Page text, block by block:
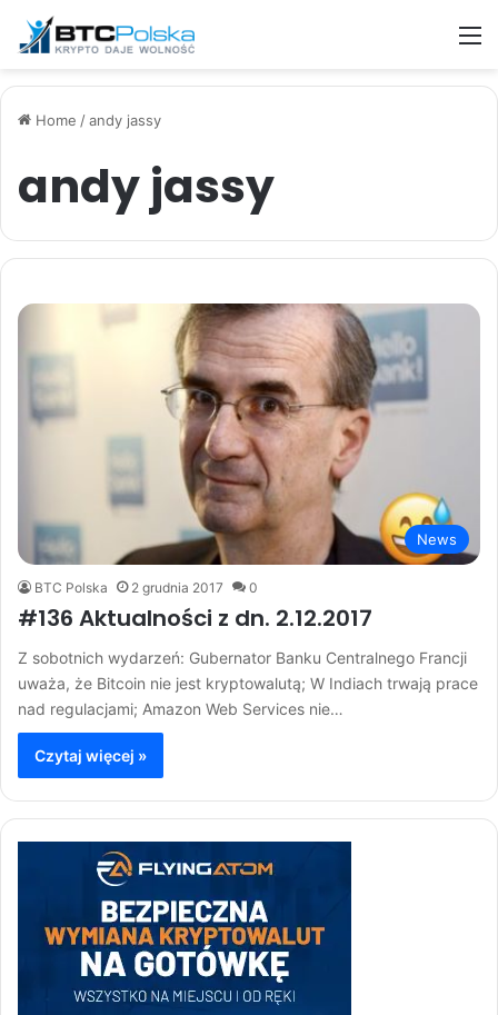
Home /andy jassy
andy jassy
News
BTC Polska 2 grudnia 2017 0
#136 Aktualności z dn. 2.12.2017
Z sobotnich wydarzeń: Gubernator Banku Centralnego Francji
uważa, że Bitcoin nie jest kryptowalutą; W Indiach trwają prace
nad regulacjami; Amazon Web Services nie…
Czytaj więcej »